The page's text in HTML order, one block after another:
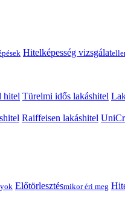
Hitelképesség vizsgálat
hitel Türelmi idős lakáshitel
Raiffeisen lakáshitel
Előtörlesztésmikor éri meg